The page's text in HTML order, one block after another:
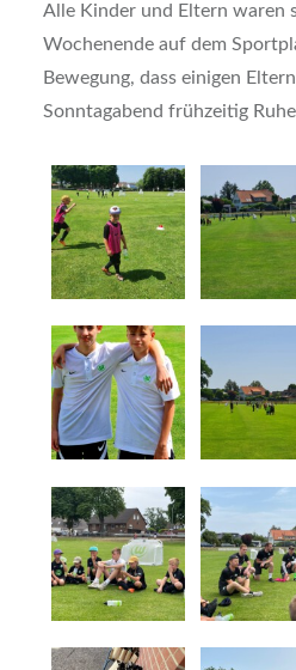
Alle Kinder und Eltern waren
Wochenende auf dem
Bewegung, dass einigen
Sonntagabend frühzeitig